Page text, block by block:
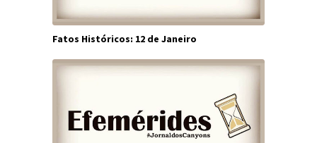
Fatos Históricos: 12 de Janeiro